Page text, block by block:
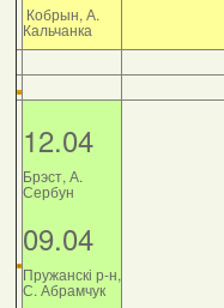
Кобрын, А.
Кальчанка
12.04
Брэст, А.
Сербун
09.04
Пружанскі р-н,
С. Абрамчук